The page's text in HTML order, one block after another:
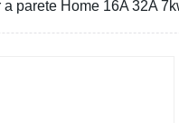
a parete Home 16A 32A